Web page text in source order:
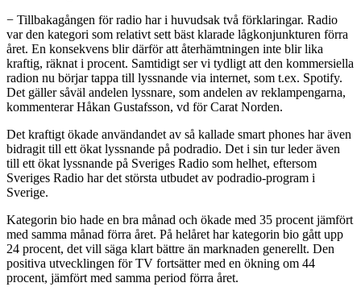
− Tillbakagången för radio har i huvudsak två förklaringar. Radio
var den kategori som relativt sett bäst klarade lågkonjunkturen förra
året. En konsekvens blir därför att återhämtningen inte blir lika
kraftig, räknat i procent. Samtidigt ser vi tydligt att den kommersiella
radion nu börjar tappa till lyssnande via internet, som t.ex. Spotify.
Det gäller såväl andelen lyssnare, som andelen av reklampengarna,
kommenterar Håkan Gustafsson, vd för Carat Norden.
Det kraftigt ökade användandet av så kallade smart phones har även
bidragit till ett ökat lyssnande på podradio. Det i sin tur leder även
till ett ökat lyssnande på Sveriges Radio som helhet, eftersom
Sveriges Radio har det största utbudet av podradio-program i
Sverige.
Kategorin bio hade en bra månad och ökade med 35 procent jämfört
med samma månad förra året. På helåret har kategorin bio gått upp
24 procent, det vill säga klart bättre än marknaden generellt. Den
positiva utvecklingen för TV fortsätter med en ökning om 44
procent, jämfört med samma period förra året.